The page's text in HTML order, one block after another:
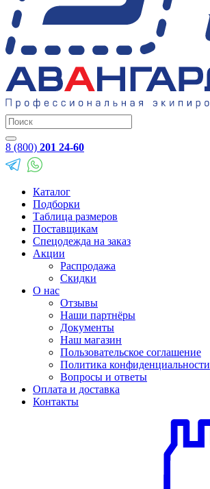
8 (800) 201 24-60
Каталог
Подборки
Таблица размеров
Поставщикам
Спецодежда на заказ
Акции
Распродажа
Скидки
О нас
Отзывы
Наши партнёры
Документы
Наш магазин
Пользовательское соглашение
Политика конфиденциальности
Вопросы и ответы
Оплата и доставка
Контакты